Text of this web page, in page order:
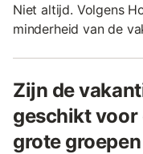
Niet altijd. Volgens
minderheid van de
Zijn de
geschikt voor
grote